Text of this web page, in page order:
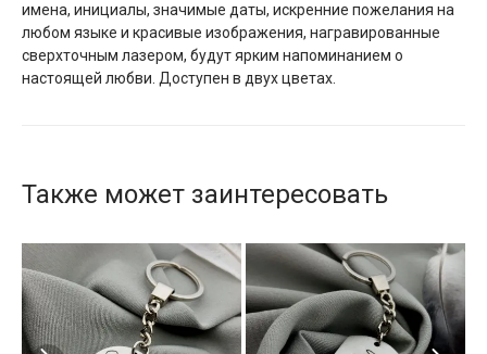
имена, инициалы, значимые даты, искренние пожелания на
любом языке и красивые изображения, награвированные
сверхточным лазером, будут ярким напоминанием о
настоящей любви. Доступен в двух цветах.
Также может заинтересовать